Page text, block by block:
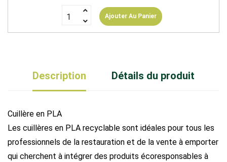
Ajouter Au Panier
Description Détails du produit
Cuillère en PLA
Les cuillères en PLA recyclable sont idéales pour tous les
professionnels de la restauration et de la vente à emporter
qui cherchent à intégrer des produits écoresponsables à